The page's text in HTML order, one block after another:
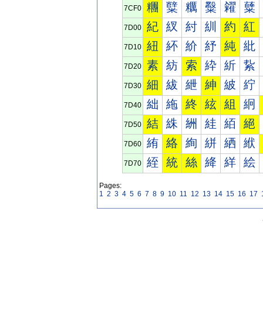
7CF0 糰 糱 糲 糳 糴 糵
7D00 紀 紁 紂 紃 約 紅
7D10 紐 紑 紒 紓 純 紕
7D20 素 紡 索 紣 紤 紥
7D30 細 紱 紲 紳 紴 紵
7D40 絀 絁 終 絃 組 絅
7D50 結 絑 絒 絓 絔 絕
7D60 絠 絡 絢 絣 絤 絥
7D70 絰 統 絲 絳 絴 絵
Pages:
1 2 3 4 5 6 7 8 9 10 11 12 13 14 15 16 17